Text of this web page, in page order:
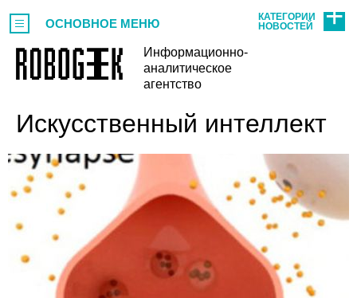
Информационно-
аналитическое
агентство
ОСНОВНОЕ МЕНЮ
КАТЕГОРИИ
НОВОСТЕЙ
Искусственный интеллект